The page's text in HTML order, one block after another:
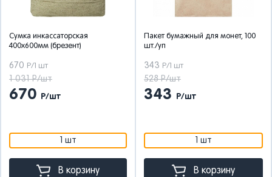
Сумка инкассаторская
400х600мм (брезент)
670 Р/1 шт
1 031 Р/шт
670 Р/шт
1 шт
В корзину
Пакет бумажный для монет, 100
шт./уп
343 Р/1 шт
528 Р/шт
343 Р/шт
1 шт
В корзину